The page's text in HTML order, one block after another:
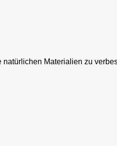
Materialien zu